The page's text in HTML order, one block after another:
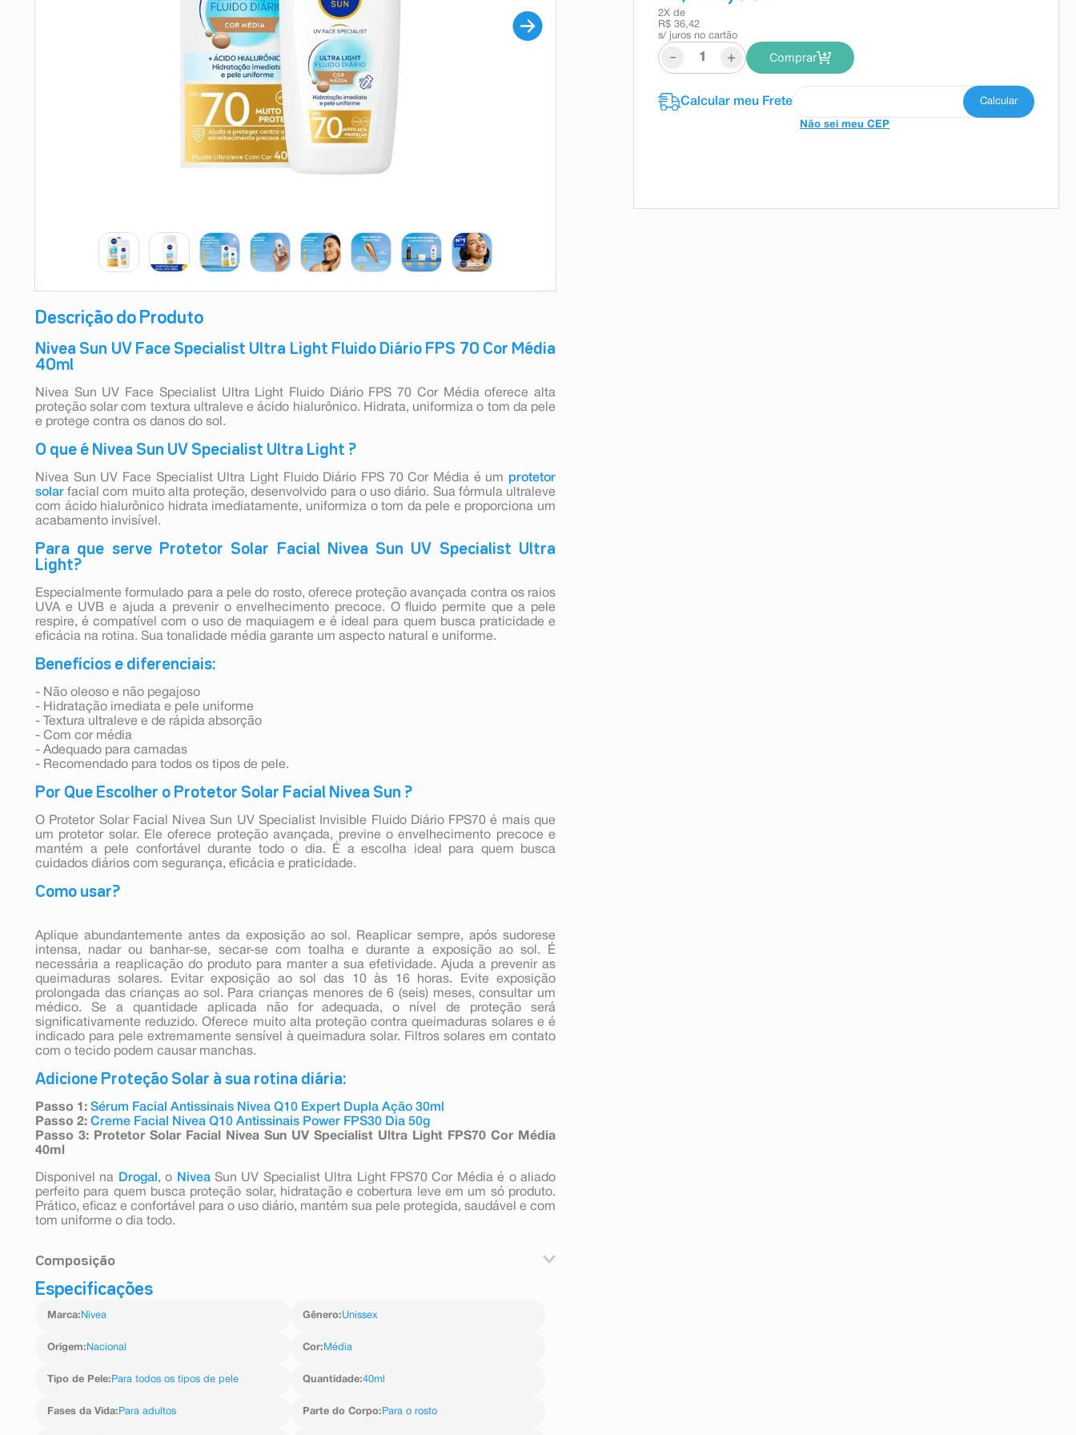
Descrição do Produto
Nivea Sun UV Face Specialist Ultra Light Fluido Diário FPS 70 Cor Média
40ml
Nivea Sun UV Face Specialist Ultra Light Fluido Diário FPS 70 Cor Média oferece alta
proteção solar com textura ultraleve e ácido hialurônico. Hidrata, uniformiza o tom da pele
e protege contra os danos do sol.
O que é Nivea Sun UV Specialist Ultra Light ?
Nivea Sun UV Face Specialist Ultra Light Fluido Diário FPS 70 Cor Média é um protetor
solar facial com muito alta proteção, desenvolvido para o uso diário. Sua fórmula ultraleve
com ácido hialurônico hidrata imediatamente, uniformiza o tom da pele e proporciona um
acabamento invisível.
Para que serve Protetor Solar Facial Nivea Sun UV Specialist Ultra
Light?
Especialmente formulado para a pele do rosto, oferece proteção avançada contra os raios
UVA e UVB e ajuda a prevenir o envelhecimento precoce. O fluido permite que a pele
respire, é compatível com o uso de maquiagem e é ideal para quem busca praticidade e
eficácia na rotina. Sua tonalidade média garante um aspecto natural e uniforme.
Benefícios e diferenciais:
- Não oleoso e não pegajoso
- Hidratação imediata e pele uniforme
- Textura ultraleve e de rápida absorção
- Com cor média
- Adequado para camadas
- Recomendado para todos os tipos de pele.
Por Que Escolher o Protetor Solar Facial Nivea Sun ?
O Protetor Solar Facial Nivea Sun UV Specialist Invisible Fluido Diário FPS70 é mais que
um protetor solar. Ele oferece proteção avançada, previne o envelhecimento precoce e
mantém a pele confortável durante todo o dia. É a escolha ideal para quem busca
cuidados diários com segurança, eficácia e praticidade.
Como usar?
Aplique abundantemente antes da exposição ao sol. Reaplicar sempre, após sudorese
intensa, nadar ou banhar-se, secar-se com toalha e durante a exposição ao sol. É
necessária a reaplicação do produto para manter a sua efetividade. Ajuda a prevenir as
queimaduras solares. Evitar exposição ao sol das 10 às 16 horas. Evite exposição
prolongada das crianças ao sol. Para crianças menores de 6 (seis) meses, consultar um
médico. Se a quantidade aplicada não for adequada, o nível de proteção será
significativamente reduzido. Oferece muito alta proteção contra queimaduras solares e é
indicado para pele extremamente sensível à queimadura solar. Filtros solares em contato
com o tecido podem causar manchas.
Adicione Proteção Solar à sua rotina diária:
Passo 1: Sérum Facial Antissinais Nivea Q10 Expert Dupla Ação 30ml
Passo 2: Creme Facial Nivea Q10 Antissinais Power FPS30 Dia 50g
Passo 3: Protetor Solar Facial Nivea Sun UV Specialist Ultra Light FPS70 Cor Média
40ml
Disponivel na Drogal , o NiveaSun UV Specialist Ultra Light FPS70 Cor Média é o aliado
perfeito para quem busca proteção solar, hidratação e cobertura leve em um só produto.
Prático, eficaz e confortável para o uso diário, mantém sua pele protegida, saudável e com
tom uniforme o dia todo.
Composição
Butyl Methoxydibenzoylmethane (avobenzona), Ethylhexyl Triazone (etilhexil triazona), Bis-
Dibutyl Adipate (adipato de dibutila), Dipropylene Glycol Dibenzoate (dibenzoato de
Butylene Glycol Dicaprylate/Dicaprate (dicaprilato/dicaprato de butilenoglicol), Glycerin
(benzoato de dietilamino hidroxibenzoilhexila ), CI 77492 (corante amarelo 77492),
Especificações
Marca: Nivea Gênero:Unissex
Origem: Nacional Cor: Média
Tipo de Pele: Para todos os tipos de pele Quantidade:40ml
Fases da Vida: Para adultos Parte do Corpo: Para o rosto
2X de
R$ 36,42
s/ juros no cartão
- + Comprar
Não sei meu CEP
9º teste gravidez
10ºesmalte